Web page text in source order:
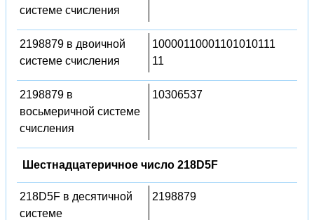
системе счисления
2198879 в двоичной
системе счисления
10000110001101010111
11
2198879 в
восьмеричной системе
счисления
10306537
Шестнадцатеричное число 218D5F
218D5F в десятичной
системе
2198879